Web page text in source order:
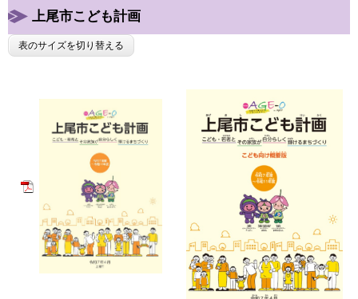
上尾市こども計画
表のサイズを切り替える